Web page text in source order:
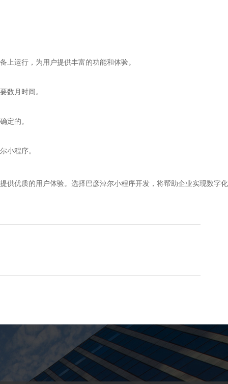
运行，为用户提供丰富的功能和体验。
数月时间。
定的。
小程序。
供优质的用户体验。选择巴彦淖尔小程序开发，将帮助企业实现数字化